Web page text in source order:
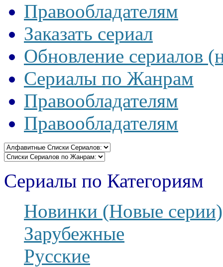
Правообладателям
Заказать сериал
Обновление сериалов
Сериалы по Жанрам
Правообладателям
Правообладателям
Сериалы по Категориям
Новинки (Новые серии)
Зарубежные
Русские